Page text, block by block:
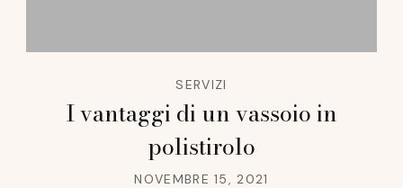
SERVIZI
I vantaggi di un vassoio in
polistirolo
NOVEMBRE 15, 2021